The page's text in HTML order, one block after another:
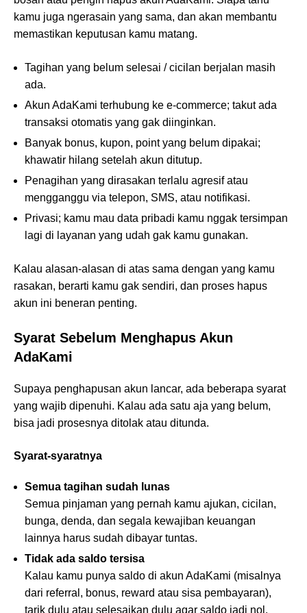
kamu juga ngerasain yang sama, dan akan membantu
memastikan keputusan kamu matang.
Tagihan yang belum selesai / cicilan berjalan masih
ada.
Akun AdaKami terhubung ke e-commerce; takut ada
transaksi otomatis yang gak diinginkan.
Banyak bonus, kupon, point yang belum dipakai;
khawatir hilang setelah akun ditutup.
Penagihan yang dirasakan terlalu agresif atau
mengganggu via telepon, SMS, atau notifikasi.
Privasi; kamu mau data pribadi kamu nggak tersimpan
lagi di layanan yang udah gak kamu gunakan.
Kalau alasan-alasan di atas sama dengan yang kamu
rasakan, berarti kamu gak sendiri, dan proses hapus
akun ini beneran penting.
Syarat Sebelum Menghapus Akun
AdaKami
Supaya penghapusan akun lancar, ada beberapa syarat
yang wajib dipenuhi. Kalau ada satu aja yang belum,
bisa jadi prosesnya ditolak atau ditunda.
Syarat-syaratnya
Semua tagihan sudah lunas
Semua pinjaman yang pernah kamu ajukan, cicilan,
bunga, denda, dan segala kewajiban keuangan
lainnya harus sudah dibayar tuntas.
Tidak ada saldo tersisa
Kalau kamu punya saldo di akun AdaKami (misalnya
dari referral, bonus, reward atau sisa pembayaran),
tarik dulu atau selesaikan dulu agar saldo jadi nol.